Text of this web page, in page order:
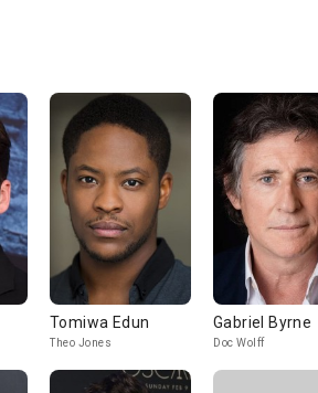
Tomiwa Edun
Theo Jones
Gabriel Byrne
Doc Wolff